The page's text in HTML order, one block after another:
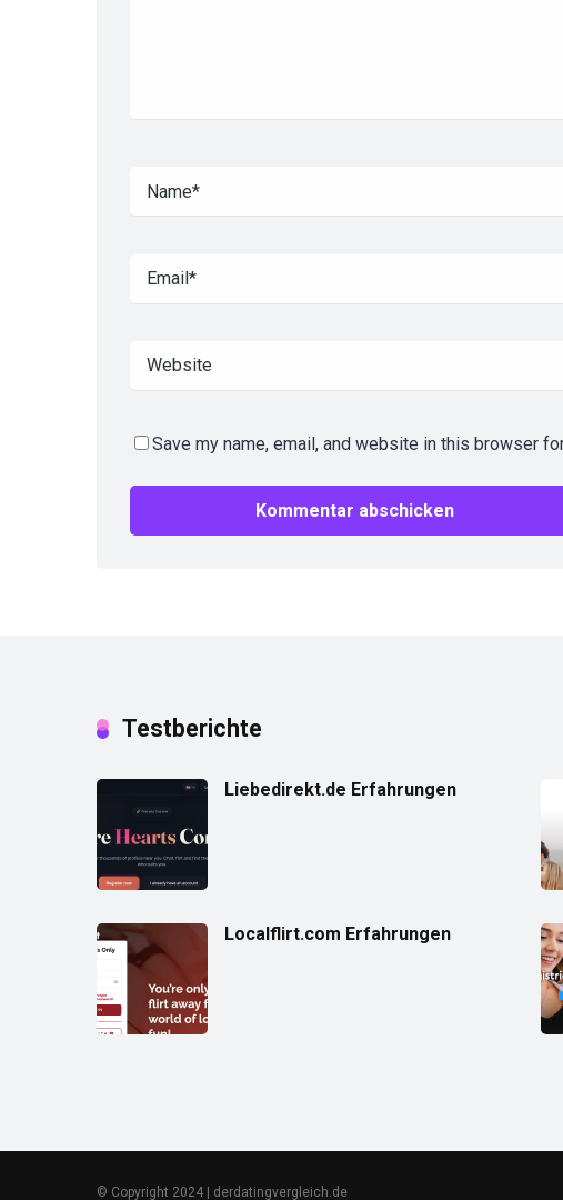
Save my name, email, and website in this browser
Testberichte
Liebedirekt.de Erfahrungen
Localflirt.com Erfahrungen
© Copyright 2024 | derdatingvergleich.de